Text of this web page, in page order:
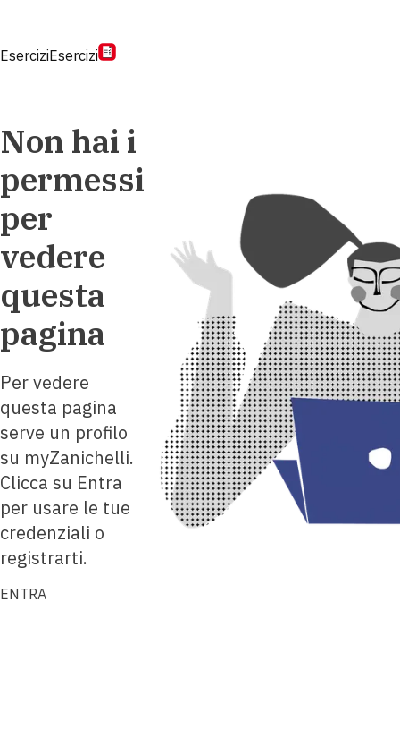
EserciziEsercizi
Non hai i
permessi
per
vedere
questa
pagina
Per vedere
questa pagina
serve un profilo
su myZanichelli.
Clicca su Entra
per usare le tue
credenziali o
registrarti.
ENTRA